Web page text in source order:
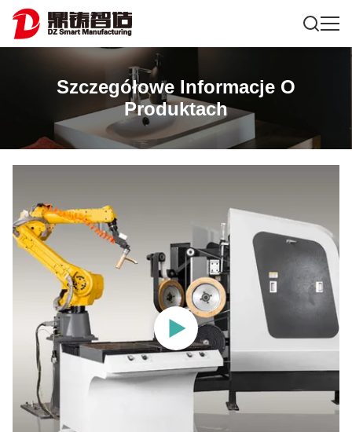
Szczegółowe Informacje O
Produktach